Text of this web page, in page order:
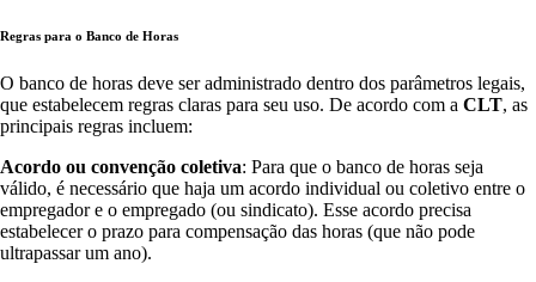
Regras para o Banco de Horas
O banco de horas deve ser administrado dentro dos parâmetros legais,
que estabelecem regras claras para seu uso. De acordo com a CLT, as
principais regras incluem:
Acordo ou convenção coletiva: Para que o banco de horas seja
válido, é necessário que haja um acordo individual ou coletivo entre o
empregador e o empregado (ou sindicato). Esse acordo precisa
estabelecer o prazo para compensação das horas (que não pode
ultrapassar um ano).